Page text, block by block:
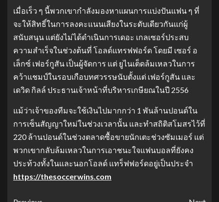
เมื่อเร็ว ๆ นี้พวกเขากำลังมองหาแผนการแบ่งปันแฟน ๆ ที่
จะให้สิทธิ์ในการลงคะแนนเสียงในระดับเดียวกันแก่ผู้
สนับสนุน แต่ยังไม่ได้ดำเนินการเดอะ เกลเซอร์ประสบ
ความสำเร็จในช่วงต้นที่ โอลด์แทรฟฟอร์ด โดยมี เซอร์ อ
เล็กซ์ เฟอร์กูสัน เป็นผู้จัดการ แต่ ยูไนเต็ดล้มเหลวในการ
คว้าแชมป์ในรอบเกือบทศวรรษนับตั้งแต่ เฟอร์กูสัน และ
เดวิด กิลล์ ประธานเจ้าหน้าที่บริหารเกษียณในปี 2556
แม้ว่าเจ้าของทีมจะใช้เงินไปมากกว่า 1 พันล้านปอนด์ใน
การเซ็นสัญญาใหม่ในช่วงเวลานั้น และทำสถิติสโมสรไว้ที่
220 ล้านปอนด์ในช่วงตลาดซื้อขายนักเตะช่วงซัมเมอร์ แต่
พวกเขากลับล้มเหลวในการเอาชนะใจแฟนบอลที่ยังคง
ประท้วงทั้งในและนอกโอลด์ แทร็ฟฟอร์ดอยู่เป็นประจำ
https://thesoccerwins.com